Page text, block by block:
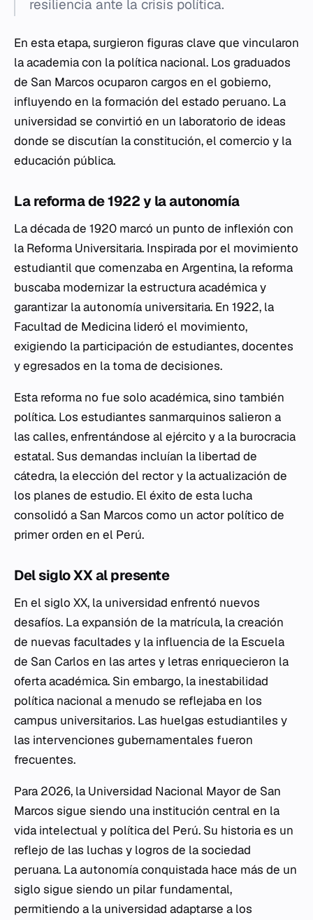
resiliencia ante la crisis política.
En esta etapa, surgieron figuras clave que vincularon
la academia con la política nacional. Los graduados
de San Marcos ocuparon cargos en el gobierno,
influyendo en la formación del estado peruano. La
universidad se convirtió en un laboratorio de ideas
donde se discutían la constitución, el comercio y la
educación pública.
La reforma de 1922 y la autonomía
La década de 1920 marcó un punto de inflexión con
la Reforma Universitaria. Inspirada por el movimiento
estudiantil que comenzaba en Argentina, la reforma
buscaba modernizar la estructura académica y
garantizar la autonomía universitaria. En 1922, la
Facultad de Medicina lideró el movimiento,
exigiendo la participación de estudiantes, docentes
y egresados en la toma de decisiones.
Esta reforma no fue solo académica, sino también
política. Los estudiantes sanmarquinos salieron a
las calles, enfrentándose al ejército y a la burocracia
estatal. Sus demandas incluían la libertad de
cátedra, la elección del rector y la actualización de
los planes de estudio. El éxito de esta lucha
consolidó a San Marcos como un actor político de
primer orden en el Perú.
Del siglo XX al presente
En el siglo XX, la universidad enfrentó nuevos
desafíos. La expansión de la matrícula, la creación
de nuevas facultades y la influencia de la Escuela
de San Carlos en las artes y letras enriquecieron la
oferta académica. Sin embargo, la inestabilidad
política nacional a menudo se reflejaba en los
campus universitarios. Las huelgas estudiantiles y
las intervenciones gubernamentales fueron
frecuentes.
Para 2026, la Universidad Nacional Mayor de San
Marcos sigue siendo una institución central en la
vida intelectual y política del Perú. Su historia es un
reflejo de las luchas y logros de la sociedad
peruana. La autonomía conquistada hace más de un
siglo sigue siendo un pilar fundamental,
permitiendo a la universidad adaptarse a los